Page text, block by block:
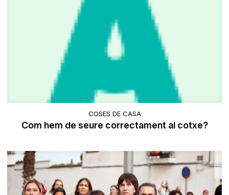
COSES DE CASA
Com hem de seure correctament al cotxe?